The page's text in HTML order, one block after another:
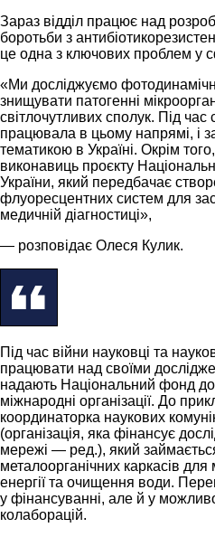
Зараз відділ працює над
боротьби з
це одна з ключових проблем у
«Ми досліджуємо
знищувати патогенні
світлочутливих сполук. Під час
працювала в цьому напрямі, і
тематикою в Україні. Окрім
виконавиць проєкту
України, який передбачає
флуоресцентних систем для
медичній діагностиці»,
— розповідає Олеся Кулик.
Під час війни науковці та
працювати над своїми
надають Національний фонд
міжнародні організації. До
координаторка наукових
(організація, яка фінансує
мережі — ред.), який
металоорганічних каркасів
енергії та очищення води.
у фінансуванні, але й у
колаборацій.